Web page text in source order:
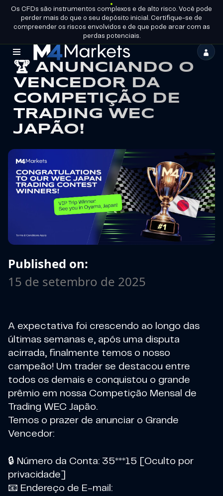
LICENÇAS DO GRUPO
PT-
BR
TORNE-SE
UM
PARCEIRO
Os CFDs são instrumentos complexos e de alto risco. Você pode
perder mais do que o seu depósito inicial. Certifique-se de
compreender os riscos envolvidos e de que pode arcar com as
perdas potenciais.
M4Markets
-
CFD
Trading
Regulated
Broker
🏆 ANUNCIANDO O
VENCEDOR DA
COMPETIÇÃO DE
TRADING WEC
JAPÃO!
Published on:
15 de setembro de 2025
A expectativa foi crescendo ao longo das
últimas semanas e, após uma disputa
acirrada, finalmente temos o nosso
campeão! Um trader se destacou entre
todos os demais e conquistou o grande
prêmio em nossa Competição Mensal de
Trading WEC Japão.
Temos o prazer de anunciar o Grande
Vencedor:
🔒 Número da Conta: 35***15 [Oculto por
privacidade]
📧 Endereço de E-mail: